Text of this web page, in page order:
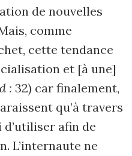
de nouvelles
comme
cette tendance
et [à une]
: 32) car finalement,
qu’à travers
d’utiliser afin de
L’internaute ne